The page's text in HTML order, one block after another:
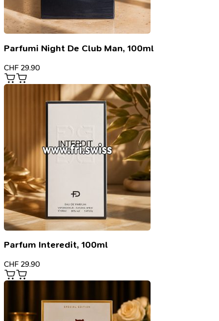
Parfumi Night De Club Man, 100ml
CHF 29.90
Parfum Interedit, 100ml
CHF 29.90